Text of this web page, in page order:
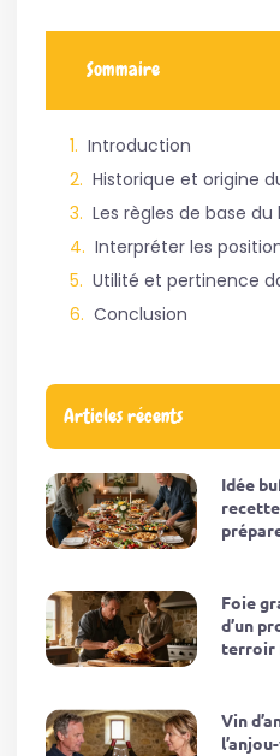
Sommaire
Introduction
Les règles de base
Interpréter les
Conclusion
Articles récents
Idée
Foie
d’un
terroir
Vin